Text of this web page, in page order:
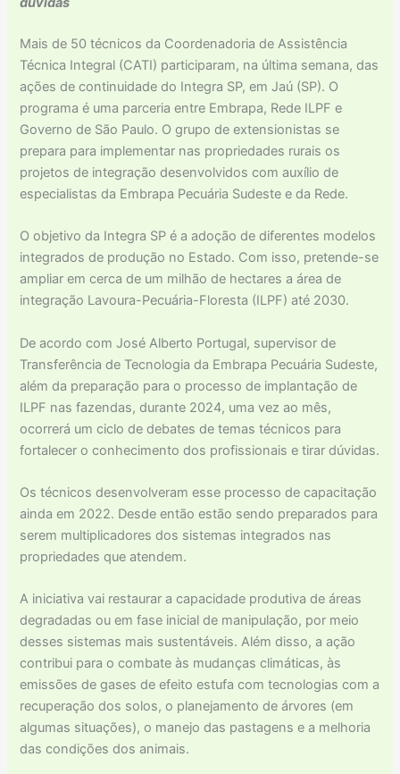
Mais de 50 técnicos da Coordenadoria de Assistência
Técnica Integral (CATI) participaram, na última semana, das
ações de continuidade do Integra SP, em Jaú (SP). O
programa é uma parceria entre Embrapa, Rede ILPF e
Governo de São Paulo. O grupo de extensionistas se
prepara para implementar nas propriedades rurais os
projetos de integração desenvolvidos com auxílio de
especialistas da Embrapa Pecuária Sudeste e da Rede.
O objetivo da Integra SP é a adoção de diferentes modelos
integrados de produção no Estado. Com isso, pretende-se
ampliar em cerca de um milhão de hectares a área de
integração Lavoura-Pecuária-Floresta (ILPF) até 2030.
De acordo com José Alberto Portugal, supervisor de
Transferência de Tecnologia da Embrapa Pecuária Sudeste,
além da preparação para o processo de implantação de
ILPF nas fazendas, durante 2024, uma vez ao mês,
ocorrerá um ciclo de debates de temas técnicos para
fortalecer o conhecimento dos profissionais e tirar dúvidas.
Os técnicos desenvolveram esse processo de capacitação
ainda em 2022. Desde então estão sendo preparados para
serem multiplicadores dos sistemas integrados nas
propriedades que atendem.
A iniciativa vai restaurar a capacidade produtiva de áreas
degradadas ou em fase inicial de manipulação, por meio
desses sistemas mais sustentáveis. Além disso, a ação
contribui para o combate às mudanças climáticas, às
emissões de gases de efeito estufa com tecnologias com a
recuperação dos solos, o planejamento de árvores (em
algumas situações), o manejo das pastagens e a melhoria
das condições dos animais.